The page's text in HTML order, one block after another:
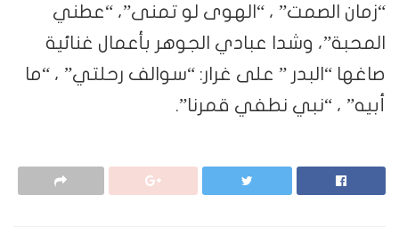
“زمان الصمت” ، “الهوى لو تمنى”، “عطني
المحبة”، وشدا عبادي الجوهر بأعمال غنائية
صاغها “البدر ” على غرار: “سوالف رحلتي” ، “ما
أبيه” ، “نبي نطفي قمرنا”.